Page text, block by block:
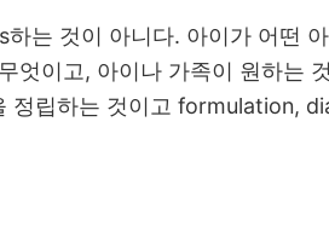
는 것이 아니다. 아이가 어떤
엇이고, 아이나 가족이 원하는
정립하는 것이고 formulation,